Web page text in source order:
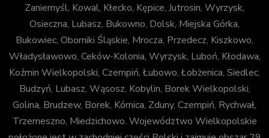
Zaniemyśl, Kowal, Kłecko, Kępice, Jutrosin, Wyrzysk,
Osieczna, Lubasz, Bukowno, Dolsk, Miejska Górka,
Bukowiec, Oborniki Śląskie, Mrocza, Przedecz, Kiszkowo,
Władysławowo, Ceków-Kolonia, Wyrzysk, Luboń, Kłodawa,
Koźmin Wielkopolski, Czempiń, Łubowo, Łobżenica, Siedlec,
Budzyń, Lubasz, Wąsosz, Kobylin, Borek Wielkopolski,
Golina, Brudzew, Borek, Kórnica, Zduny, Czempiń, Rychwał,
Trzemeszno, Miedzichowo. Województwo Wielkopolskie